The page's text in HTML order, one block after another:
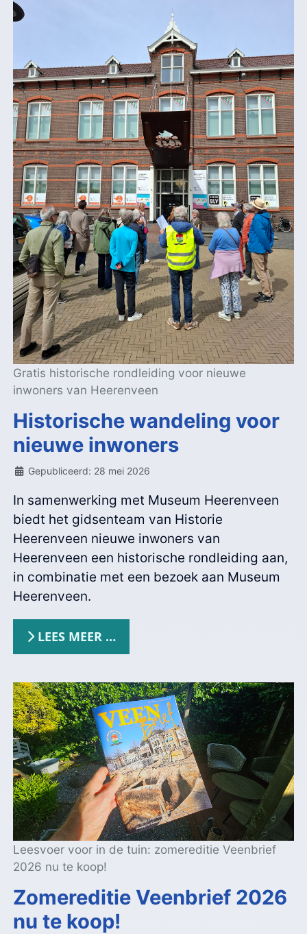
Gratis historische rondleiding voor nieuwe
inwoners van Heerenveen
Historische wandeling voor
nieuwe inwoners
Details
Gepubliceerd: 28 mei 2026
In samenwerking met Museum Heerenveen
biedt het gidsenteam van Historie
Heerenveen nieuwe inwoners van
Heerenveen een historische rondleiding aan,
in combinatie met een bezoek aan Museum
Heerenveen.
LEES MEER …
Leesvoer voor in de tuin: zomereditie Veenbrief
2026 nu te koop!
Zomereditie Veenbrief 2026
nu te koop!